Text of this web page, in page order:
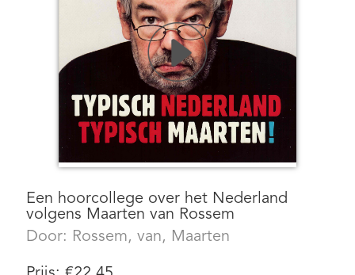
Een hoorcollege over het Nederland
volgens Maarten van Rossem
Door: Rossem, van, Maarten